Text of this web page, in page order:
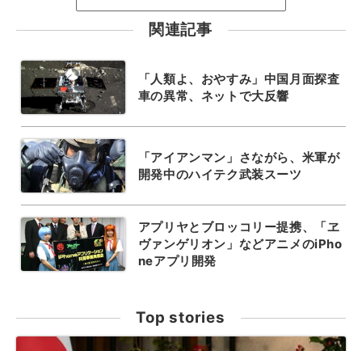
関連記事
「人類よ、おやすみ」中国月面探査
車の異常、ネットで大反響
「アイアンマン」さながら、米軍が
開発中のハイテク武装スーツ
アプリヤとブロッコリー提携、「ヱ
ヴァンゲリオン」などアニメのiPho
neアプリ開発
Top stories